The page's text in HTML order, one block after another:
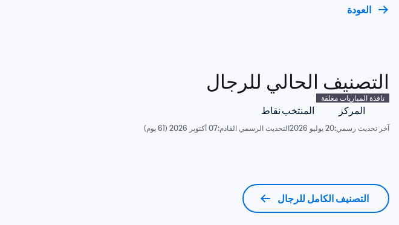
العودة
التصنيف الحالي للرجال
نافذة المباريات مغلقة
المركز المنتخب نقاط
آخر تحديث رسمي:20 يوليو 2026 التحديث الرسمي القادم:07 أكتوبر 2026 (61 يوم)
التصنيف الكامل للرجال